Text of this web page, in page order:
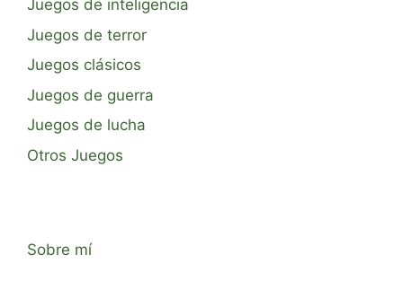
Juegos de inteligencia
Juegos de terror
Juegos clásicos
Juegos de guerra
Juegos de lucha
Otros Juegos
Sobre mí